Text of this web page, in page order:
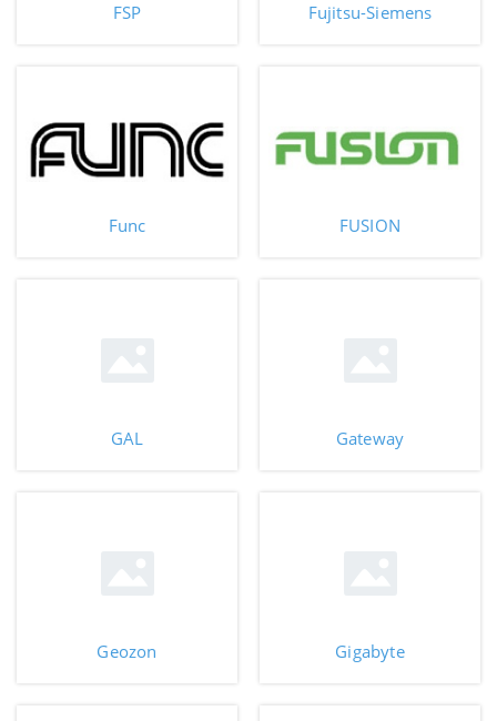
FSP Fujitsu-Siemens
Func FUSION
GAL Gateway
Geozon Gigabyte